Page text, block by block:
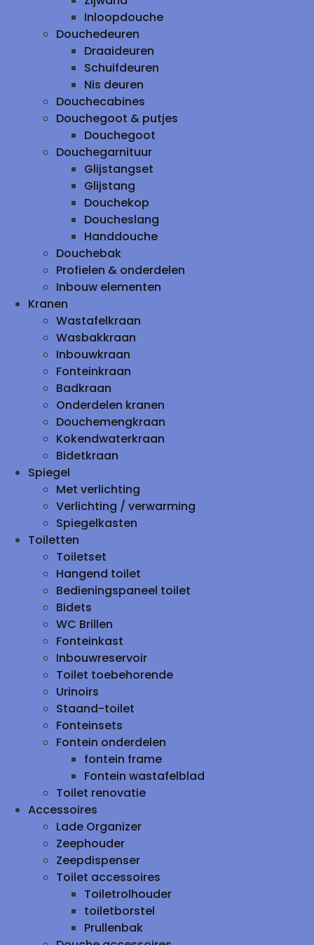
Inloopdouche
Douchedeuren
Draaideuren
Schuifdeuren
Nis deuren
Douchecabines
Douchegoot & putjes
Douchegoot
Douchegarnituur
Glijstangset
Glijstang
Douchekop
Doucheslang
Handdouche
Douchebak
Profielen & onderdelen
Inbouw elementen
Kranen
Wastafelkraan
Wasbakkraan
Inbouwkraan
Fonteinkraan
Badkraan
Onderdelen kranen
Douchemengkraan
Kokendwaterkraan
Bidetkraan
Spiegel
Met verlichting
Verlichting / verwarming
Spiegelkasten
Toiletten
Toiletset
Hangend toilet
Bedieningspaneel toilet
Bidets
WC Brillen
Fonteinkast
Inbouwreservoir
Toilet toebehorende
Urinoirs
Staand-toilet
Fonteinsets
Fontein onderdelen
fontein frame
Fontein wastafelblad
Toilet renovatie
Accessoires
Lade Organizer
Zeephouder
Zeepdispenser
Toilet accessoires
Toiletrolhouder
toiletborstel
Prullenbak